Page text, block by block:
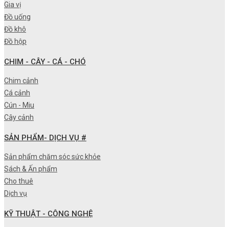
Gia vị
Đồ uống
Đồ khô
Đồ hộp
CHIM - CÂY - CÁ - CHÓ
Chim cảnh
Cá cảnh
Cún - Miu
Cây cảnh
SẢN PHẨM- DỊCH VỤ #
Sản phẩm chăm sóc sức khỏe
Sách & Ấn phẩm
Cho thuê
Dịch vụ
KỸ THUẬT - CÔNG NGHỆ